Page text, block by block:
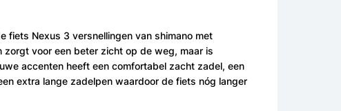
fiets Nexus 3 versnellingen van shimano met
voor een beter zicht op de weg, maar is
accenten heeft een comfortabel zacht zadel, een
extra lange zadelpen waardoor de fiets nóg langer